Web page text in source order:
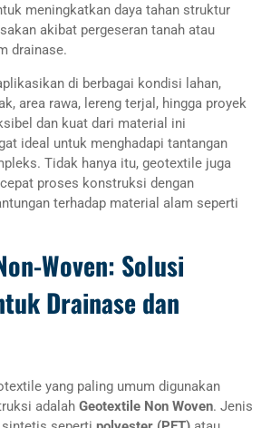
meningkatkan daya tahan struktur
akibat pergeseran tanah atau
drainase.
di berbagai kondisi lahan,
area rawa, lereng terjal, hingga proyek
dan kuat dari material ini
ideal untuk menghadapi tantangan
Tidak hanya itu, geotextile juga
proses konstruksi dengan
terhadap material alam seperti
Woven: Solusi
Drainase dan
yang paling umum digunakan
adalah Geotextile Non Woven. Jenis